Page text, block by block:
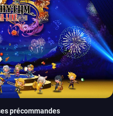
précommandes